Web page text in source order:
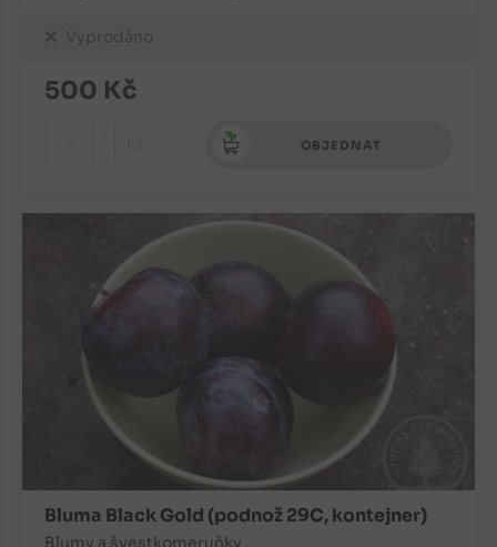
Vyprodáno
500 Kč
OBJEDNAT
Bluma Black Gold (podnož 29C, kontejner)